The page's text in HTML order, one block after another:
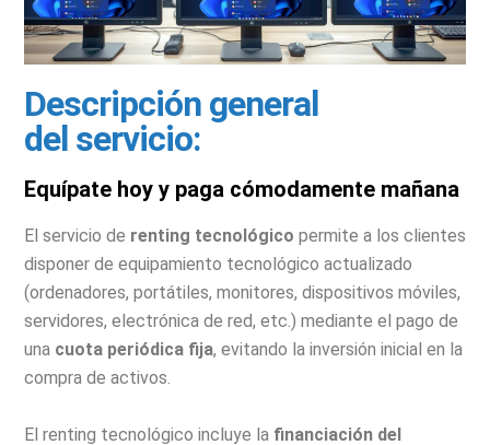
Descripción general
del servicio:
Equípate hoy y paga cómodamente mañana
El servicio de renting tecnológico permite a los clientes
disponer de equipamiento tecnológico actualizado
(ordenadores, portátiles, monitores, dispositivos móviles,
servidores, electrónica de red, etc.) mediante el pago de
una cuota periódica fija, evitando la inversión inicial en la
compra de activos.
El renting tecnológico incluye la financiación del